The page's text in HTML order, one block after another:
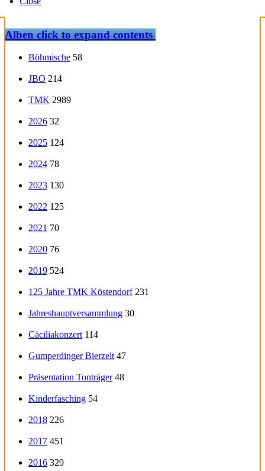
Albenclick to expand contents
Böhmische 58
JBO 214
TMK 2989
2026 32
2025 124
2024 78
2023 130
2022 125
2021 70
2020 76
2019 524
125 Jahre TMK Köstendorf 231
Jahreshauptversammlung 30
Cäciliakonzert 114
Gumperdinger Bierzelt 47
Präsentation Tonträger 48
Kinderfasching 54
2018 226
2017 451
2016 329